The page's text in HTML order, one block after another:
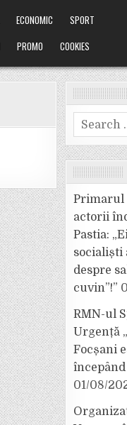
ECONOMIC
SPORT
PROMO COOKIES
Search
for:
Primarul
actorii
Pastia:
socialiști
despre
cuvin”!”
RMN-ul
Urgență
Focșani
01/08/